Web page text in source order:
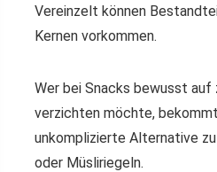
Vereinzelt können
Kernen vorkommen.
Wer bei Snacks bewusst
verzichten möchte,
unkomplizierte Alternative
oder Müsliriegeln.